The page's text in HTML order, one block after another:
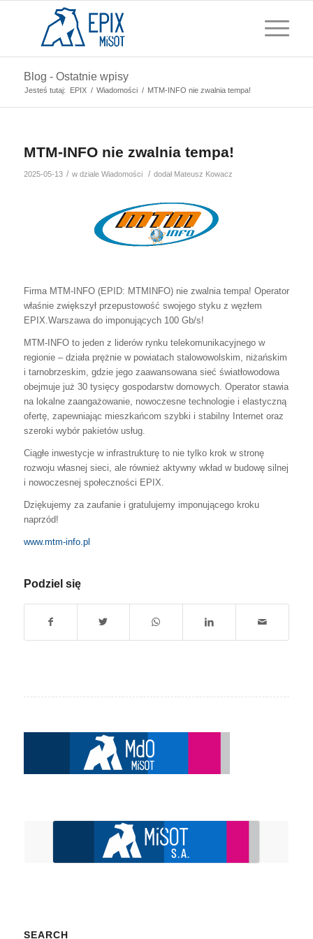
Blog - Ostatnie wpisy
Jesteś tutaj: EPIX / Wiadomości / MTM-INFO nie zwalnia tempa!
MTM-INFO nie zwalnia tempa!
2025-05-13 / w dziale Wiadomości / dodał Mateusz Kowacz
Firma MTM-INFO (EPID: MTMINFO) nie zwalnia tempa! Operator
właśnie zwiększył przepustowość swojego styku z węzłem
EPIX.Warszawa do imponujących 100 Gb/s!
MTM-INFO to jeden z liderów rynku telekomunikacyjnego w
regionie – działa prężnie w powiatach stalowowolskim, niżańskim
i tarnobrzeskim, gdzie jego zaawansowana sieć światłowodowa
obejmuje już 30 tysięcy gospodarstw domowych. Operator stawia
na lokalne zaangażowanie, nowoczesne technologie i elastyczną
ofertę, zapewniając mieszkańcom szybki i stabilny Internet oraz
szeroki wybór pakietów usług.
Ciągłe inwestycje w infrastrukturę to nie tylko krok w stronę
rozwoju własnej sieci, ale również aktywny wkład w budowę silnej
i nowoczesnej społeczności EPIX.
Dziękujemy za zaufanie i gratulujemy imponującego kroku
naprzód!
www.mtm-info.pl
Podziel się
SEARCH